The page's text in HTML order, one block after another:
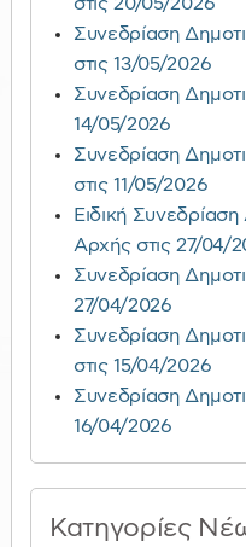
Συνεδρίαση
στις 13/05/2026
Συνεδρίαση
14/05/2026
Συνεδρίαση
στις 11/05/2026
Ειδική
Αρχής στις 27/04/
Συνεδρίαση
27/04/2026
Συνεδρίαση
στις 15/04/2026
Συνεδρίαση
16/04/2026
Κατηγορίες